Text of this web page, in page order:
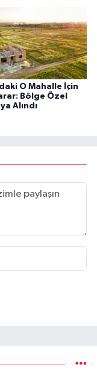
O Mahalle İçin
Bölge Özel
Alındı